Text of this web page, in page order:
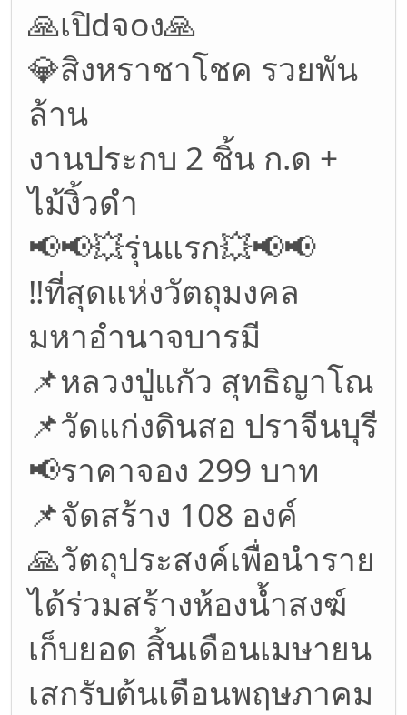
🙏เปิdจoง🙏
💎สิงหราชาโชค รวยพัน
ล้าน
งานประกบ 2 ชิ้น ก.ด +
ไม้งิ้วดำ
📢📢💥รุ่นแรก💥📢📢
‼️ที่สุดแห่งวัตถุมงคล
มหาอำนาจบารมี
📌หลวงปู่แกัว สุทธิญาโณ
📌วัดแก่งดินสอ ปราจีนบุรี
📢ราคาจอง 299 บาท
📌จัดสร้าง 108 องค์
🙏วัตถุประสงค์เพื่อนำราย
ได้ร่วมสร้างห้องน้ำสงฆ์
เก็บยอด สิ้นเดือนเมษายน
เสกรับต้นเดือนพฤษภาคม